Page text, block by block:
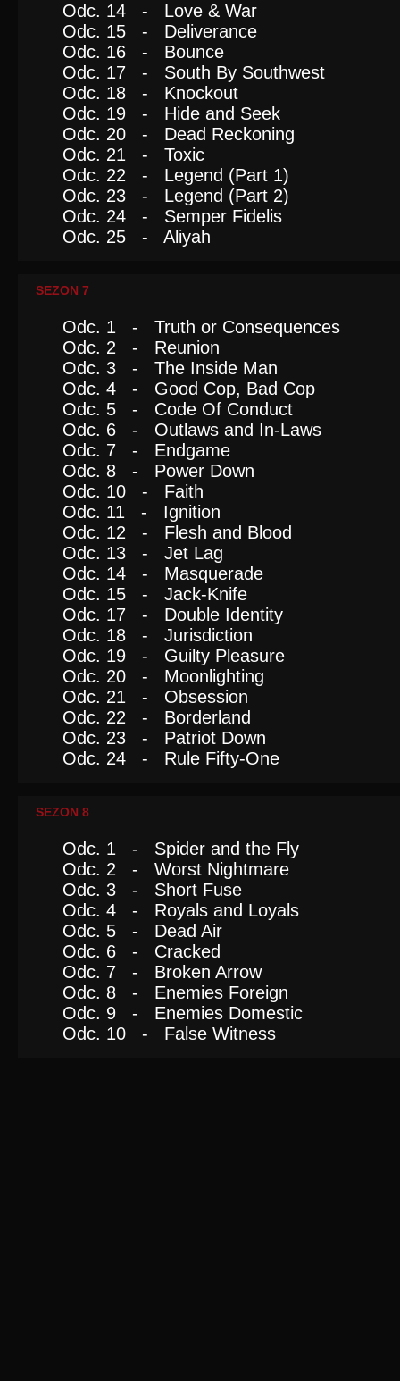
Odc. 14 - Love & War
Odc. 15 - Deliverance
Odc. 16 - Bounce
Odc. 17 - South By Southwest
Odc. 18 - Knockout
Odc. 19 - Hide and Seek
Odc. 20 - Dead Reckoning
Odc. 21 - Toxic
Odc. 22 - Legend (Part 1)
Odc. 23 - Legend (Part 2)
Odc. 24 - Semper Fidelis
Odc. 25 - Aliyah
SEZON 7
Odc. 1 - Truth or Consequences
Odc. 2 - Reunion
Odc. 3 - The Inside Man
Odc. 4 - Good Cop, Bad Cop
Odc. 5 - Code Of Conduct
Odc. 6 - Outlaws and In-Laws
Odc. 7 - Endgame
Odc. 8 - Power Down
Odc. 10 - Faith
Odc. 11 - Ignition
Odc. 12 - Flesh and Blood
Odc. 13 - Jet Lag
Odc. 14 - Masquerade
Odc. 15 - Jack-Knife
Odc. 17 - Double Identity
Odc. 18 - Jurisdiction
Odc. 19 - Guilty Pleasure
Odc. 20 - Moonlighting
Odc. 21 - Obsession
Odc. 22 - Borderland
Odc. 23 - Patriot Down
Odc. 24 - Rule Fifty-One
SEZON 8
Odc. 1 - Spider and the Fly
Odc. 2 - Worst Nightmare
Odc. 3 - Short Fuse
Odc. 4 - Royals and Loyals
Odc. 5 - Dead Air
Odc. 6 - Cracked
Odc. 7 - Broken Arrow
Odc. 8 - Enemies Foreign
Odc. 9 - Enemies Domestic
Odc. 10 - False Witness